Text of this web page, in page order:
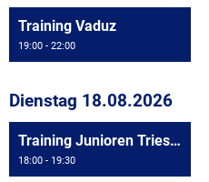
Training Vaduz
19:00 - 22:00
Dienstag 18.08.2026
Training Junioren Triesen
18:00 - 19:30